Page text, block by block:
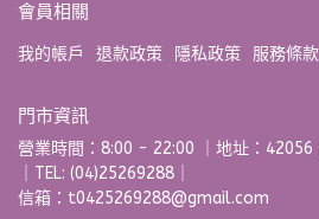
會員相關
我的帳戶 退款政策 隱私政策 服務條款
門市資訊
營業時間：8:00 - 22:00 ｜地址：
｜TEL: (04)25269288｜
信箱：t0425269288@gmail.com